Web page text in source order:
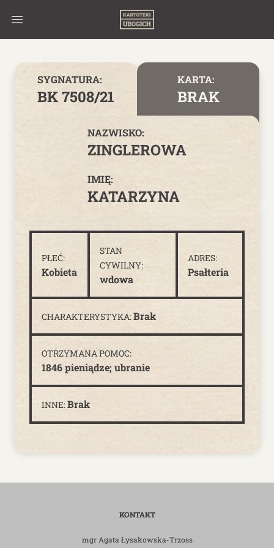
SYGNATURA:
BK 7508/21
KARTA:
BRAK
NAZWISKO:
ZINGLEROWA
IMIĘ:
KATARZYNA
PŁEĆ:
Kobieta
STAN
CYWILNY:
wdowa
ADRES:
Psałteria
CHARAKTERYSTYKA:Brak
OTRZYMANA POMOC:
1846 pieniądze; ubranie
INNE:Brak
KONTAKT
mgr Agata Łysakowska-Trzoss